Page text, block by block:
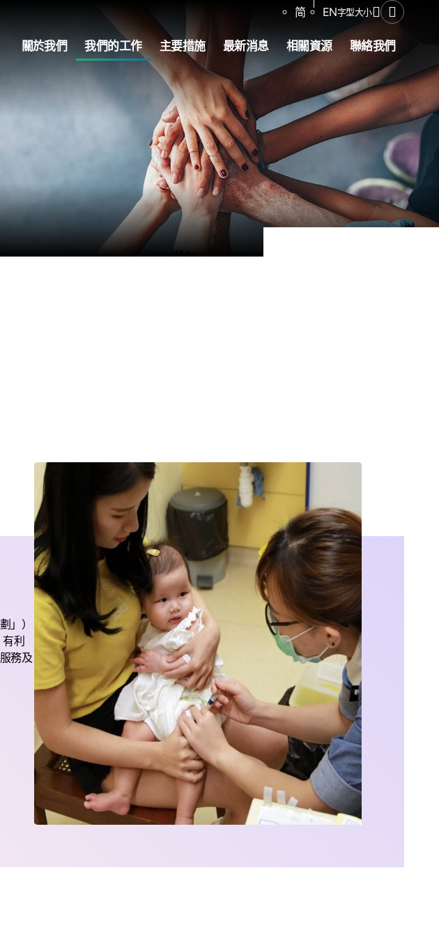
简 EN字型大小分享開啟搜尋
關於我們 我們的工作 主要措施 最新消息 相關資源 聯絡我們
」）
利
務及